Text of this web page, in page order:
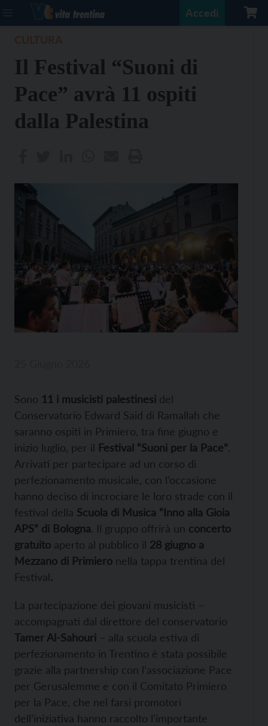
Accedi
Il Festival “Suoni di
Pace” avrà 11 ospiti
dalla Palestina
Sono 11 i musicisti palestinesi del
Conservatorio Edward Said di Ramallah che
saranno ospiti in Primiero, tra fine giugno e
inizio luglio, per il Festival “Suoni per la Pace”.
Arrivati per partecipare ad un corso di
perfezionamento musicale, con l’occasione
hanno deciso di incrociare le loro strade con il
festival della Scuola di Musica “Inno alla Gioia
APS” di Bologna. Il gruppo offrirà un concerto
gratuito aperto al pubblico il 28 giugno a
Mezzano di Primiero nella tappa trentina del
Festival.
La partecipazione dei giovani musicisti –
accompagnati dal direttore del conservatorio
Tamer Al-Sahouri – alla scuola estiva di
perfezionamento in Trentino è stata possibile
grazie alla partnership con l’associazione Pace
per Gerusalemme e con il Comitato Primiero
per la Pace, che nel farsi promotori
dell’iniziativa hanno raccolto l’importante